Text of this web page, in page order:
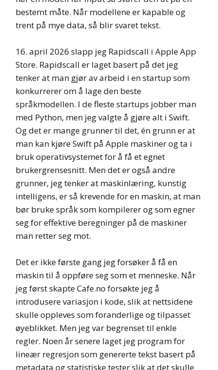
bestemt måte. Når modellene er kapable og
trent på mye data, så blir svaret tekst.
16. april 2026 slapp jeg Rapidscall i Apple App
Store. Rapidscall er laget basert på det jeg
tenker at man gjør av arbeid i en startup som
konkurrerer om å lage den beste
språkmodellen. I de fleste startups jobber man
med Python, men jeg valgte å gjøre alt i Swift.
Og det er mange grunner til det, én grunn er at
man kan kjøre Swift på Apple maskiner og ta i
bruk operativsystemet for å få et egnet
brukergrensesnitt. Men det er også andre
grunner, jeg tenker at maskinlæring, kunstig
intelligens, er så krevende for en maskin, at man
bør bruke språk som kompilerer og som egner
seg for effektive beregninger på de maskiner
man retter seg mot.
Det er ikke første gang jeg forsøker å få en
maskin til å oppføre seg som et menneske. Når
jeg først skapte Cafe.no forsøkte jeg å
introdusere variasjon i kode, slik at nettsidene
skulle oppleves som foranderlige og tilpasset
øyeblikket. Men jeg var begrenset til enkle
regler. Noen år senere laget jeg program for
lineær regresjon som genererte tekst basert på
metadata og statistiske tester slik at det skulle